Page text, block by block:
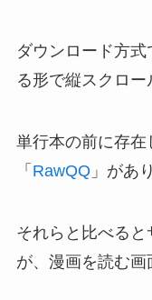
ダウンロード方
る形で縦スクロー
単行本の前に存在
「 RawQQ」があ
それらと比べる
が、漫画を読む画